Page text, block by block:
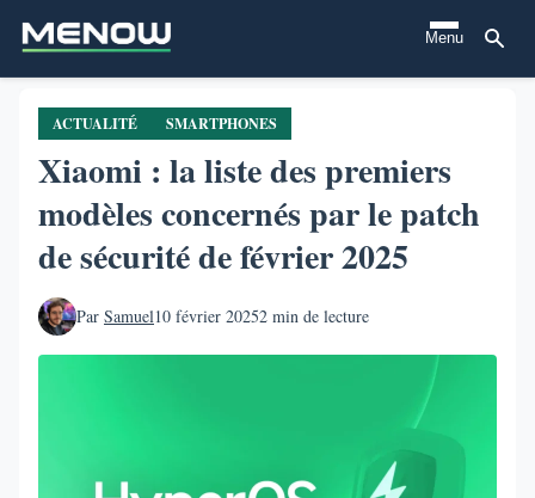
contenu
principal
Menu
ACTUALITÉ SMARTPHONES
Xiaomi : la liste des premiers
modèles concernés par le patch
de sécurité de février 2025
Par Samuel10 février 20252 min de lecture